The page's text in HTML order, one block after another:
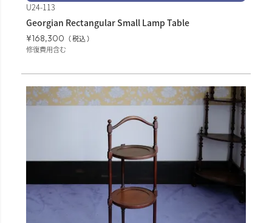
U24-113
Georgian Rectangular Small Lamp Table
¥168,300
税込
修復費用含む